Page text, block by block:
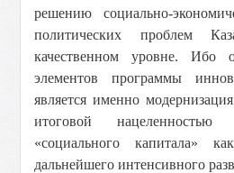
решению социально-
политических проблем
качественном уровне. Ибо
элементов программы
является именно
итоговой
«социального капитала»
дальнейшего интенсивного